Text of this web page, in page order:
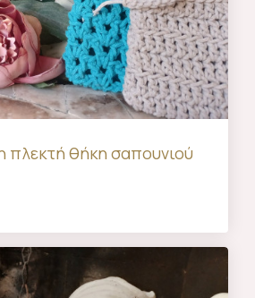
πλεκτή θήκη σαπουνιού